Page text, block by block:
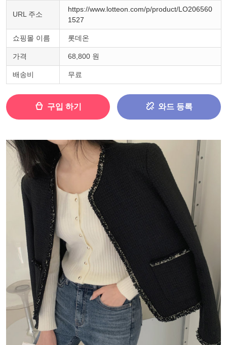
URL 주소
https://www.lotteon.com/p/product/LO206560
1527
쇼핑몰 이름 롯데온
가격 68,800 원
배송비 무료
구입 하기 와드 등록